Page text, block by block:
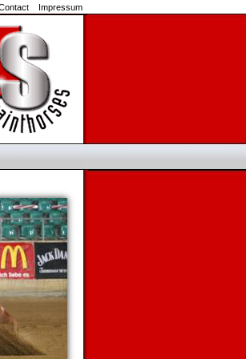
Impressum